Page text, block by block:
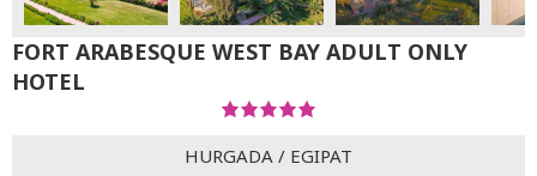
FORT ARABESQUE WEST BAY ADULT ONLY
HOTEL
HURGADA / EGIPAT